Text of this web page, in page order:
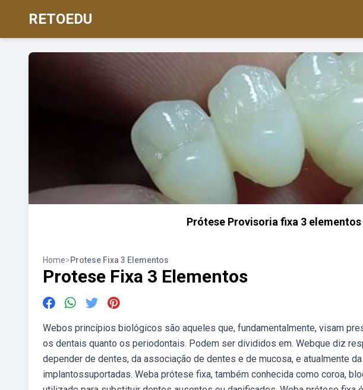
RETOEDU
Prótese Provisoria fixa 3 elementos
Home>Protese Fixa 3 Elementos
Protese Fixa 3 Elementos
Webos princípios biológicos são aqueles que, fundamentalmente, visam
os dentais quanto os periodontais. Podem ser divididos em. Webque diz
depender de dentes, da associação de dentes e de mucosa, e atualmente
implantossuportadas. Weba prótese fixa, também conhecida como coroa,